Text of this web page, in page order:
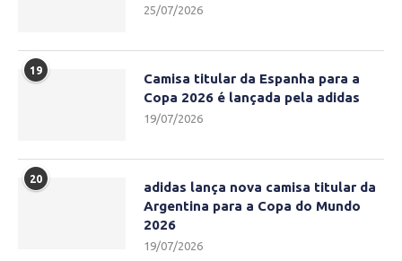
25/07/2026
19
Camisa titular da Espanha para a
Copa 2026 é lançada pela adidas
19/07/2026
20
adidas lança nova camisa titular da
Argentina para a Copa do Mundo
2026
19/07/2026